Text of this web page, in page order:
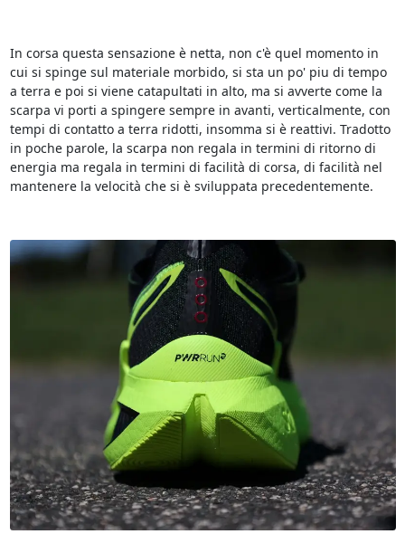
In corsa questa sensazione è netta, non c'è quel momento in
cui si spinge sul materiale morbido, si sta un po' piu di tempo
a terra e poi si viene catapultati in alto, ma si avverte come la
scarpa vi porti a spingere sempre in avanti, verticalmente, con
tempi di contatto a terra ridotti, insomma si è reattivi. Tradotto
in poche parole, la scarpa non regala in termini di ritorno di
energia ma regala in termini di facilità di corsa, di facilità nel
mantenere la velocità che si è sviluppata precedentemente.